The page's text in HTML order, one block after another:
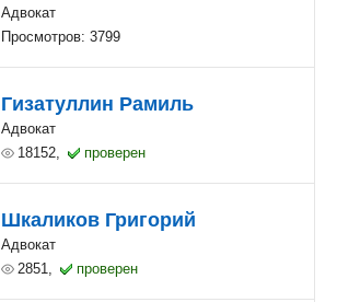
Адвокат
Просмотров: 3799
Гизатуллин Рамиль
Адвокат
18152,
проверен
Шкаликов Григорий
Адвокат
2851,
проверен